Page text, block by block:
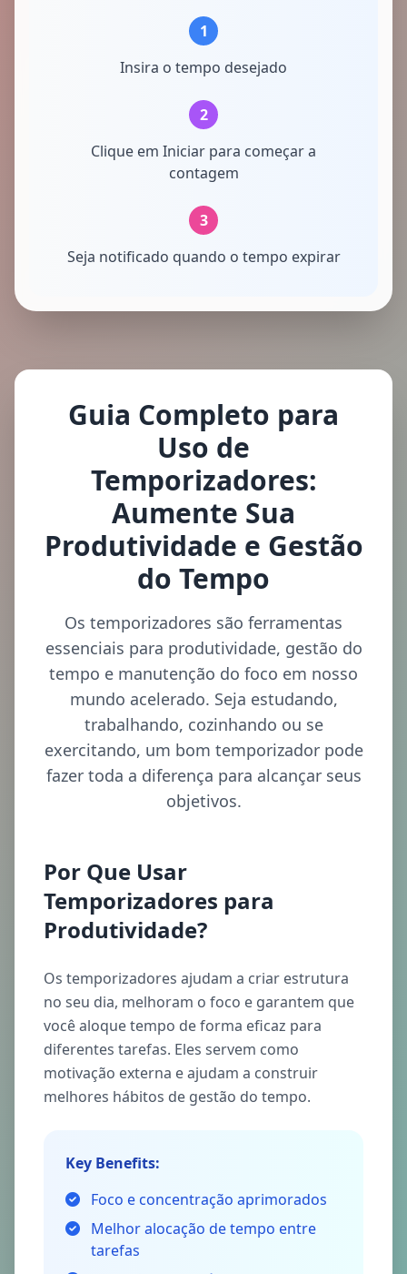
1
Insira o tempo desejado
2
Clique em Iniciar para começar a
contagem
3
Seja notificado quando o tempo expirar
Guia Completo para
Uso de
Temporizadores:
Aumente Sua
Produtividade e Gestão
do Tempo
Os temporizadores são ferramentas
essenciais para produtividade, gestão do
tempo e manutenção do foco em nosso
mundo acelerado. Seja estudando,
trabalhando, cozinhando ou se
exercitando, um bom temporizador pode
fazer toda a diferença para alcançar seus
objetivos.
Por Que Usar
Temporizadores para
Produtividade?
Os temporizadores ajudam a criar estrutura
no seu dia, melhoram o foco e garantem que
você aloque tempo de forma eficaz para
diferentes tarefas. Eles servem como
motivação externa e ajudam a construir
melhores hábitos de gestão do tempo.
Key Benefits:
Foco e concentração aprimorados
Melhor alocação de tempo entre
tarefas